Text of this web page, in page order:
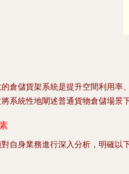
倉儲貨架系統是提升空間利用
系統性地闡述普通貨物倉儲場景
自身業務進行深入分析，明確以